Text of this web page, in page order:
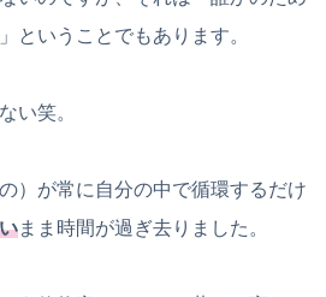
」ということでもあります。
い笑。
）が常に自分の中で循環するだけ
まま時間が過ぎ去りました。